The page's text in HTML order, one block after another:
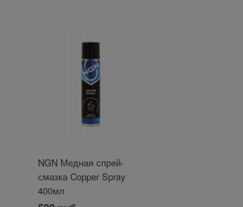
NGN Медная спрей-
смазка Copper Spray
400мл